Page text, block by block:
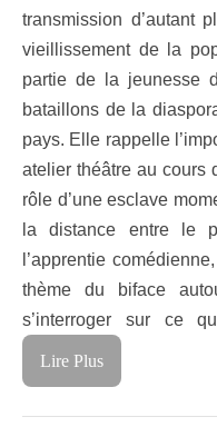
transmission d’autant
vieillissement de la
partie de la jeunesse
bataillons de la
pays. Elle rappelle
atelier théâtre au cours
rôle d’une esclave
la distance entre le
l’apprentie
thème du biface
s’interroger sur ce
Lire Plus